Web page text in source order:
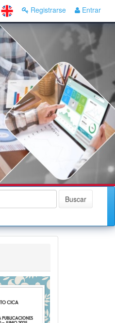
Registrarse Entrar
Buscar